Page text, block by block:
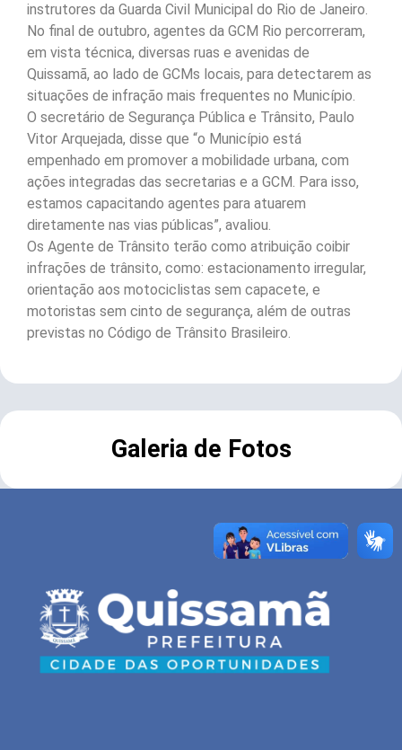
instrutores da Guarda Civil Municipal do Rio de Janeiro.
No final de outubro, agentes da GCM Rio percorreram,
em vista técnica, diversas ruas e avenidas de
Quissamã, ao lado de GCMs locais, para detectarem as
situações de infração mais frequentes no Município.
O secretário de Segurança Pública e Trânsito, Paulo
Vitor Arquejada, disse que “o Município está
empenhado em promover a mobilidade urbana, com
ações integradas das secretarias e a GCM. Para isso,
estamos capacitando agentes para atuarem
diretamente nas vias públicas”, avaliou.
Os Agente de Trânsito terão como atribuição coibir
infrações de trânsito, como: estacionamento irregular,
orientação aos motociclistas sem capacete, e
motoristas sem cinto de segurança, além de outras
previstas no Código de Trânsito Brasileiro.
Galeria de Fotos